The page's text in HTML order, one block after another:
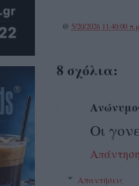
@ 5/20/2026 11:40:00
8 σχόλια:
Οι
Απαντήσεις